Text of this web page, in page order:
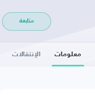
متابعة
معلومات الإنتقالات